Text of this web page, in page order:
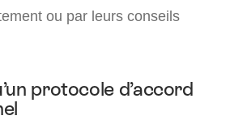
ou par leurs conseils
protocole d’accord